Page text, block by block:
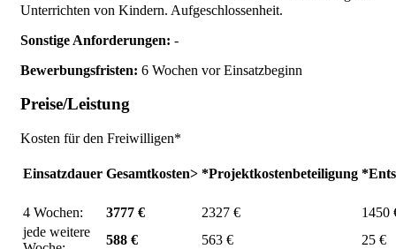
Unterrichten von Kindern. Aufgeschlossenheit.
Sonstige Anforderungen: -
Bewerbungsfristen: 6 Wochen vor Einsatzbeginn
Preise/Leistung
Kosten für den Freiwilligen*
Einsatzdauer Gesamtkosten> *Projektkostenbeteiligung
4 Wochen: 3777 € 2327 €
1450
jede weitere
588 € 563 €
25 €